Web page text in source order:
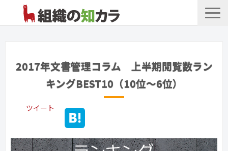
記事カテゴリ一覧
お客様事例
2017年文書管理コラム 上半期閲覧数ラン
キングBEST10（10位～6位）
ツイート